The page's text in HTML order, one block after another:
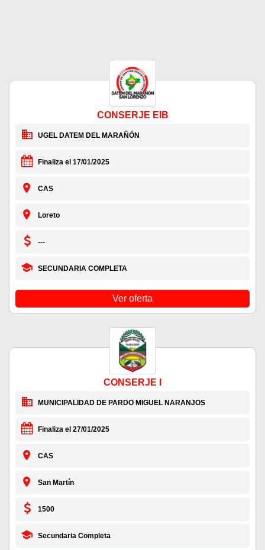
CONSERJE EIB
UGEL DATEM DEL MARAÑÓN
Finaliza el 17/01/2025
CAS
Loreto
---
SECUNDARIA COMPLETA
Ver oferta
CONSERJE I
MUNICIPALIDAD DE PARDO MIGUEL NARANJOS
Finaliza el 27/01/2025
CAS
San Martín
1500
Secundaria Completa